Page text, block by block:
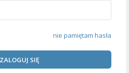
nie pamiętam hasła
ZALOGUJ SIĘ